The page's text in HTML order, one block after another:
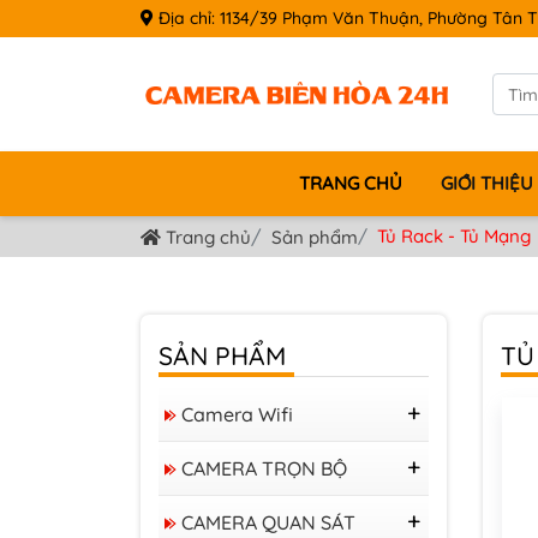
Địa chỉ: 1134/39 Phạm Văn Thuận, Phường Tân
TRANG CHỦ GIỚI THIỆU
Trang chủ Sản phẩm Tủ Rack - Tủ Mạng
SẢN PHẨM
Camera Wifi
Camera IMOU
Camera IP WIFI Ezviz
CAMERA TRỌN BỘ
Bộ KIT 04 Camera
VIGI 4MP
CAMERA QUAN SÁT